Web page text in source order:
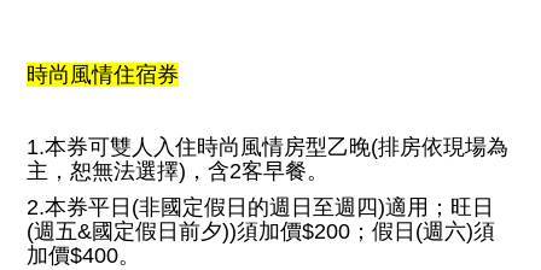
時尚風情住宿券
1.本券可雙人入住時尚風情房型乙晚(排房依現場為
主，恕無法選擇)，含2客早餐。
2.本券平日(非國定假日的週日至週四)適用；旺日
(週五&國定假日前夕))須加價$200；假日(週六)須
加價$400。